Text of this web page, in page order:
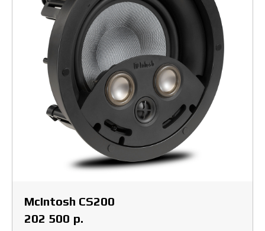
McIntosh CS200
202 500 р.